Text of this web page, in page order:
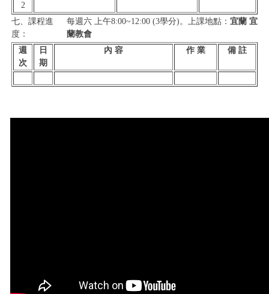
2
七、課程進
度：
每週六 上午8:00~12:00 (3學分)。上課地點： 宜蘭 宜
蘭教會
週
次
日
期
內 容 作 業 備 註